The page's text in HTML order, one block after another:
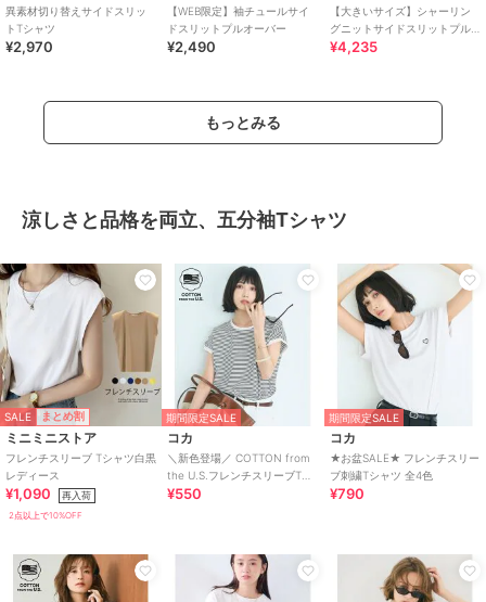
異素材切り替えサイドスリッ
トTシャツ
¥2,970
【WEB限定】袖チュールサイ
ドスリットプルオーバー
¥2,490
【大きいサイズ】シャーリン
グニットサイドスリットプル
オーバー
¥4,235
もっとみる
涼しさと品格を両立、五分袖Tシャツ
SALE まとめ割
ミニミニストア
フレンチスリーブ Tシャツ白黒
レディース
¥1,090 再入荷
2点以上で10%OFF
期間限定SALE
コカ
＼新色登場／ COTTON from
the U.S.フレンチスリーブTシ
ャツ 全4色
¥550
期間限定SALE
コカ
★お盆SALE★ フレンチスリー
ブ刺繍Tシャツ 全4色
¥790